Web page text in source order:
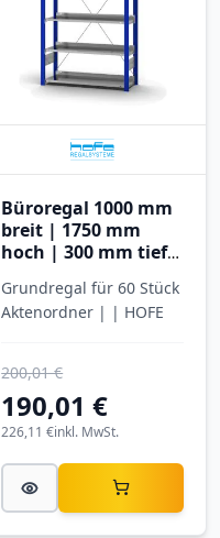
Büroregal 1000 mm
breit | 1750 mm
hoch | 300 mm tief |
Grundregal für 60 Stück
Aktenordner | | HOFE
190,01 €
200,01 €
inkl. MwSt.
226,11 €